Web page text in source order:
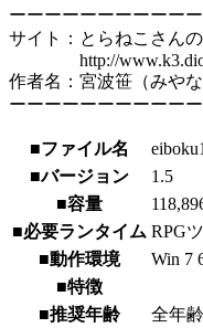
ーーーーーーーーーー
サイト：とらねこさん
http://
作者名：宮波笹（みやな
ーーーーーーーーーー
■ファイル名
■バージョン
1.5
■容量
■必要ランタイム RPG
■動作環境
Win 7
■特徴
■推奨年齢
全年齢